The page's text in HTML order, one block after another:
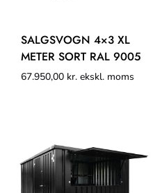
SALGSVOGN 4×3 XL
METER SORT RAL 9005
67.950,00 kr. ekskl. moms